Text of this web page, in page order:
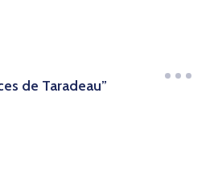
de Taradeau”